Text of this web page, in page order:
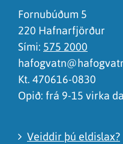
Ég skil ekki efnið,
Fornubúðum 5
220 Hafnarfjörður
Sími: 575 2000
Kt. 470616-0830
Opið: frá 9-15 virka
Veiddir þú eldislax?